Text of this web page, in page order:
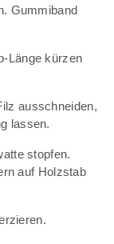
Gummiband
Länge kürzen
ausschneiden,
lassen.
stopfen.
auf Holzstab